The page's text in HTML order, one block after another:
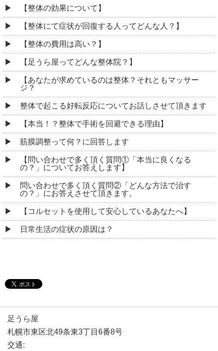
【整体の効果について】
【整体にて症状が回復する人ってどんな人？】
【整体の費用は高い？】
【足うら屋ってどんな整体院？】
【あなたが求めているのは整体？それともマッサー
ジ？
整体で起こる好転反応についてお話しさせて頂きます
【本当！？整体で手術を回避できる理由】
筋膜調整って何？に回答します
【問い合わせで多く頂く質問①「本当に良くなる
の？」についてお答えします】
問い合わせで多く頂く質問②「どんな方法で治す
の？」にお答えさせて頂きます。
【コルセットを使用して安心しているあなたへ】
日常生活の症状の原因は？
足うら屋
札幌市東区北49条東3丁目6番8号
交通: